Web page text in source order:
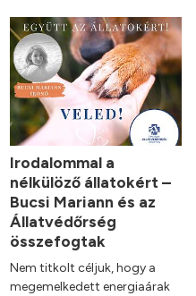
Irodalommal a
nélkülöző állatokért –
Bucsi Mariann és az
Állatvédőrség
összefogtak
Nem titkolt céljuk, hogy a
megemelkedett energiaárak